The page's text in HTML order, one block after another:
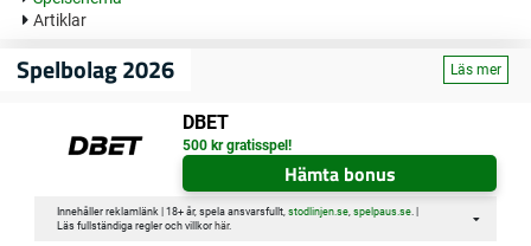
Artiklar
Spelbolag 2026 Läs mer
DBET
500 kr gratisspel!
Hämta bonus
Innehåller reklamlänk | 18+ år, spela ansvarsfullt, stodlinjen.se, spelpaus.se. |
Läs fullständiga regler och villkor här.